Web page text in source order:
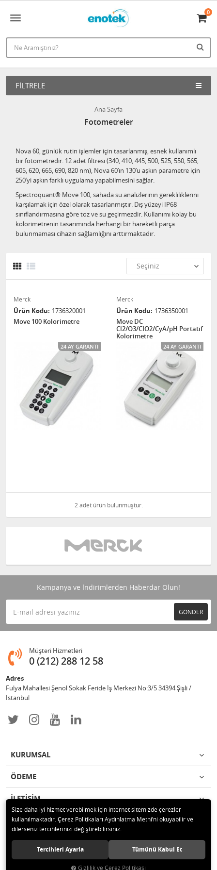
0
FILTRELE
Ana Sayfa
Fotometreler
Nova 60, günlük rutin işlemler için tasarlanmış, esnek kullanımlı
bir fotometredir. 12 adet filtresi (340, 410, 445, 500, 525, 550, 565,
605, 620, 665, 690, 820 nm), Nova 60’ın 130’u aşkın parametre için
250’yi aşkın farklı uygulama yapabilmesini sağlar.
Spectroquant® Move 100, sahada su analizlerinin gerekliliklerini
karşılamak için özel olarak tasarlanmıştır. Dış yüzeyi IP68
sınıflandırmasına göre toz ve su geçirmezdir. Kullanımı kolay bu
kolorimetrenin tasarımında herhangi bir hareketli parça
bulunmaması cihazın sağlamlığını arttırmaktadır.
Merck
Ürün Kodu 1736320001
Move 100 Kolorimetre
24 AY GARANTI
Merck
Ürün Kodu 1736350001
Move DC
Cl2/O3/CIO2/CyA/pH Portatif
Kolorimetre
24 AY GARANTI
2 adet ürün bulunmuştur.
Kampanya ve İndirimlerden Haberdar Olun!
GÖNDER
Müşteri Hizmetleri
0 (212) 288 12 58
Adres
Fulya Mahallesi Şenol Sokak Feride İş Merkezi No:3/5 34394 Şişli /
İstanbul
KURUMSAL
ÖDEME
İLETİŞİM
© 2019 Enotek Mühendislik ve Danışmalık Hizm. San. ve Tic. A.Ş. Tüm
hakları saklıdır.
Size daha iyi hizmet verebilmek için internet sitemizde çerezler
kullanılmaktadır. Çerez Politikaları Aydınlatma Metni’ni okuyabilir ve
dilerseniz tercihlerinizi değiştirebilirsiniz.
Tercihleri Ayarla Tümünü Kabul Et
Gizlilik ve Çerez Politikası